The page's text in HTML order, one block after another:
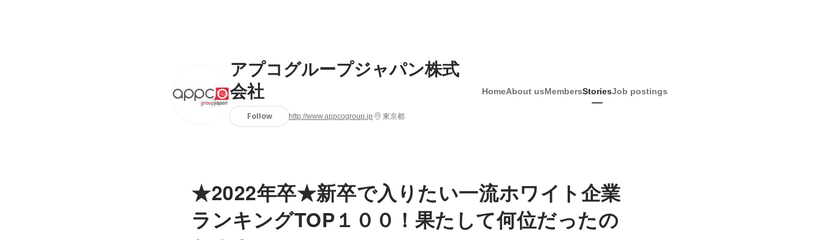
アプコグループジャパン株式
会社
Follow http://www.appcogroup.jp 東京都
HomeAbout usMembersStoriesJob postings
★2022年卒★新卒で入りたい一流ホワイト企業
ランキングTOP１００！果たして何位だったの